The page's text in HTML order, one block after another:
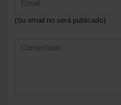
(Su email no será publicado)